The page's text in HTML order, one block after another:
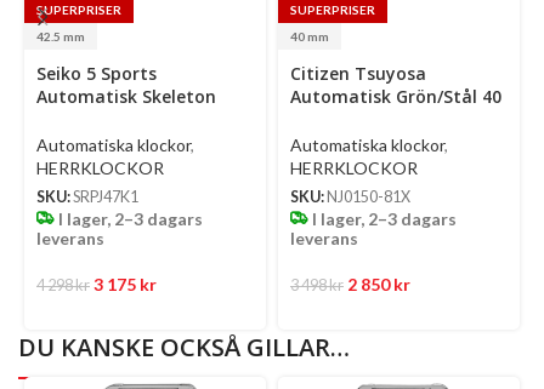
SUPERPRISER
42.5 mm
Select
options
Seiko 5 Sports
Automatisk Skeleton
Automatiska klockor,
HERRKLOCKOR
SKU:SRPJ47K1
I lager, 2–3 dagars
leverans
4 298kr 3 175 kr
SUPERPRISER
40 mm
Select
options
Citizen Tsuyosa
Automatisk Grön/Stål 40
Automatiska klockor,
HERRKLOCKOR
SKU: NJ0150-81X
I lager, 2–3 dagars
leverans
3 498kr 2 850kr
DU KANSKE OCKSÅ GILLAR…